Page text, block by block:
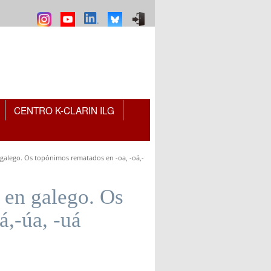
CENTRO K-CLARIN ILG
Os topónimos rematados en -oa, -oá,-
galego. Os
úa, -uá